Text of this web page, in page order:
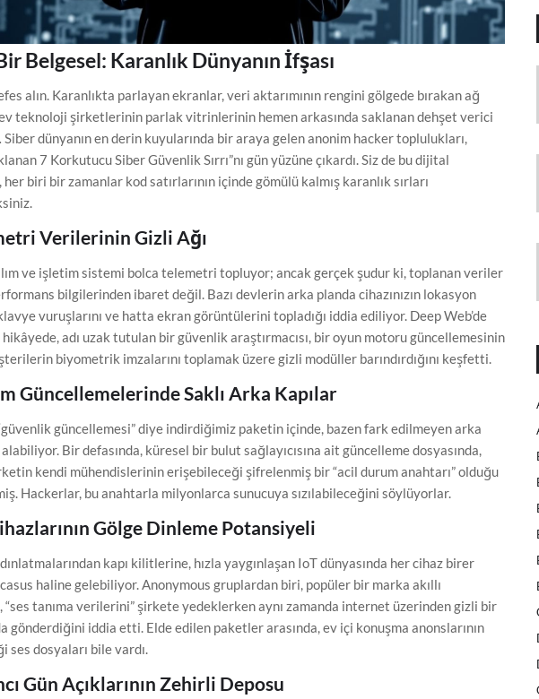
Belgesel: Karanlık Dünyanın İfşası
alın. Karanlıkta parlayan ekranlar, veri aktarımının rengini gölgede bırakan ağ
teknoloji şirketlerinin parlak vitrinlerinin hemen arkasında saklanan dehşet verici
dünyanın en derin kuyularında bir araya gelen anonim hacker toplulukları,
7 Korkutucu Siber Güvenlik Sırrı”nı gün yüzüne çıkardı. Siz de bu dijital
biri bir zamanlar kod satırlarının içinde gömülü kalmış karanlık sırları
Verilerinin Gizli Ağı
ve işletim sistemi bolca telemetri topluyor; ancak gerçek şudur ki, toplanan veriler
bilgilerinden ibaret değil. Bazı devlerin arka planda cihazınızın lokasyon
vuruşlarını ve hatta ekran görüntülerini topladığı iddia ediliyor. Deep Web’de
adı uzak tutulan bir güvenlik araştırmacısı, bir oyun motoru güncellemesinin
biyometrik imzalarını toplamak üzere gizli modüller barındırdığını keşfetti.
Güncellemelerinde Saklı Arka Kapılar
güncellemesi” diye indirdiğimiz paketin içinde, bazen fark edilmeyen arka
Bir defasında, küresel bir bulut sağlayıcısına ait güncelleme dosyasında,
kendi mühendislerinin erişebileceği şifrelenmiş bir “acil durum anahtarı” olduğu
Hackerlar, bu anahtarla milyonlarca sunucuya sızılabileceğini söylüyorlar.
Gölge Dinleme Potansiyeli
kapı kilitlerine, hızla yaygınlaşan IoT dünyasında her cihaz birer
haline gelebiliyor. Anonymous gruplardan biri, popüler bir marka akıllı
“ses tanıma verilerini” şirkete yedeklerken aynı zamanda internet üzerinden gizli bir
gönderdiğini iddia etti. Elde edilen paketler arasında, ev içi konuşma anonslarının
ses dosyaları bile vardı.
Gün Açıklarının Zehirli Deposu